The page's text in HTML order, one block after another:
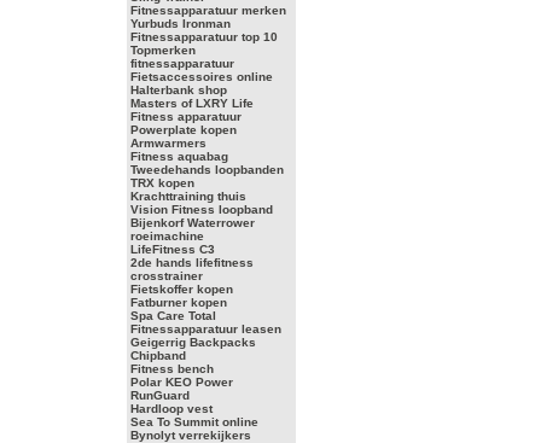
Fitnessapparatuur merken
Yurbuds Ironman
Fitnessapparatuur top 10
Topmerken
fitnessapparatuur
Fietsaccessoires online
Halterbank shop
Masters of LXRY Life
Fitness apparatuur
Powerplate kopen
Armwarmers
Fitness aquabag
Tweedehands loopbanden
TRX kopen
Krachttraining thuis
Vision Fitness loopband
Bijenkorf Waterrower
roeimachine
LifeFitness C3
2de hands lifefitness
crosstrainer
Fietskoffer kopen
Fatburner kopen
Spa Care Total
Fitnessapparatuur leasen
Geigerrig Backpacks
Chipband
Fitness bench
Polar KEO Power
RunGuard
Hardloop vest
Sea To Summit online
Bynolyt verrekijkers